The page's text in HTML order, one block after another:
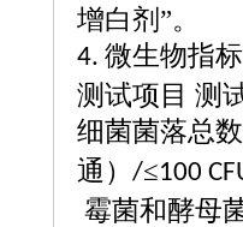
增白剂”。
4. 微生物指
测试项目 测
细菌菌落总数
通） /≤100
霉菌和酵母